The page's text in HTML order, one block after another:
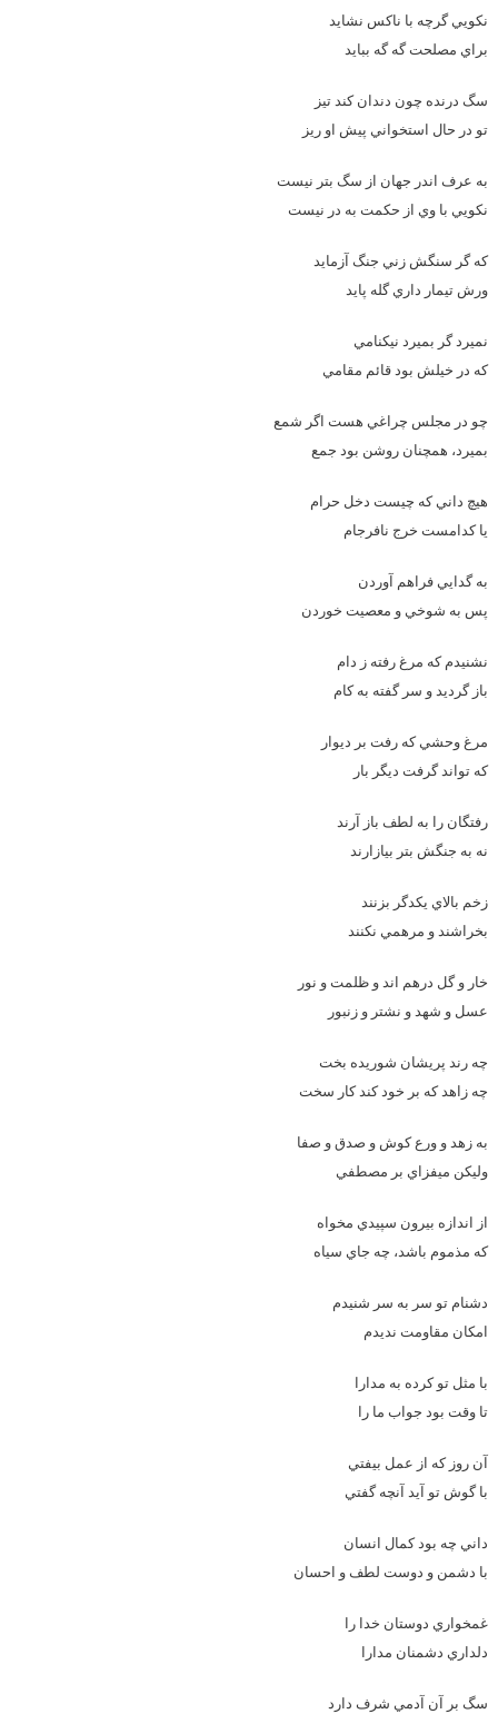
نکويي گرچه با ناکس نشايد
براي مصلحت گه گه ببايد
سگ درنده چون دندان کند تيز
تو در حال استخواني پيش او ريز
به عرف اندر جهان از سگ بتر نيست
نکويي با وي از حکمت به در نيست
که گر سنگش زني جنگ آزمايد
ورش تيمار داري گله پايد
نميرد گر بميرد نيکنامي
که در خيلش بود قائم مقامي
چو در مجلس چراغي هست اگر شمع
بميرد، همچنان روشن بود جمع
هيچ داني که چيست دخل حرام
يا کدامست خرج نافرجام
به گدايي فراهم آوردن
پس به شوخي و معصيت خوردن
نشنيدم که مرغ رفته ز دام
باز گرديد و سر گفته به کام
مرغ وحشي که رفت بر ديوار
که تواند گرفت ديگر بار
رفتگان را به لطف باز آرند
نه به جنگش بتر بيازارند
زخم بالاي يکدگر بزنند
بخراشند و مرهمي نکنند
خار و گل درهم اند و ظلمت و نور
عسل و شهد و نشتر و زنبور
چه رند پريشان شوريده بخت
چه زاهد که بر خود کند کار سخت
به زهد و ورع کوش و صدق و صفا
وليکن ميفزاي بر مصطفي
از اندازه بيرون سپيدي مخواه
که مذموم باشد، چه جاي سياه
دشنام تو سر به سر شنيدم
امکان مقاومت نديدم
با مثل تو کرده به مدارا
تا وقت بود جواب ما را
آن روز که از عمل بيفتي
با گوش تو آيد آنچه گفتي
داني چه بود کمال انسان
با دشمن و دوست لطف و احسان
غمخواري دوستان خدا را
دلداري دشمنان مدارا
سگ بر آن آدمي شرف دارد